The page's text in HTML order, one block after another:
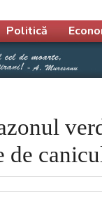
de
Politică